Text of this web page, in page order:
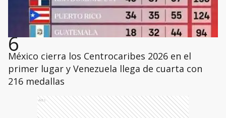
6
México cierra los Centrocaribes 2026 en el
primer lugar y Venezuela llega de cuarta con
216 medallas
Ads